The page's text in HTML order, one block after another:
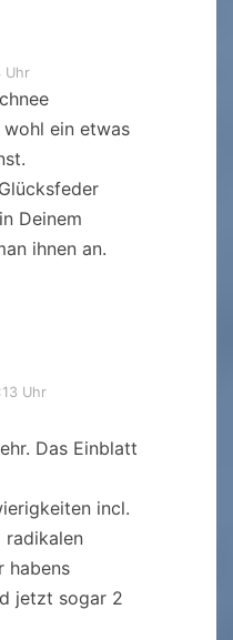
Uhr
ein etwas
Deinem
ihnen an.
Uhr
Das Einblatt
incl.
radikalen
habens
jetzt sogar 2